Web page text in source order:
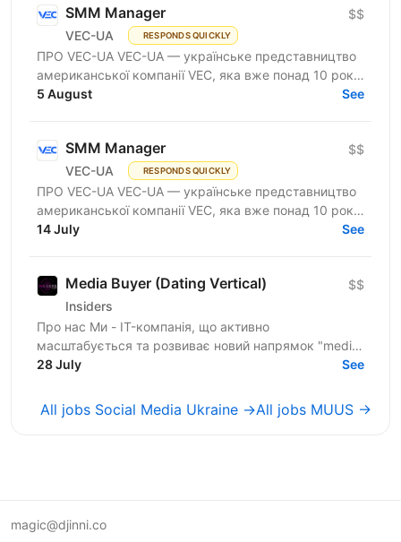
SMM Manager
VEC-UA RESPONDS QUICKLY
$$
ПРО VEC-UA VEC-UA — українське представництво
американської компанії VEC, яка вже понад 10 років
трансформує будівельну галузь за допомогою BIM
5 August See
SMM Manager
VEC-UA RESPONDS QUICKLY
$$
ПРО VEC-UA VEC-UA — українське представництво
американської компанії VEC, яка вже понад 10 років
трансформує будівельну галузь за допомогою BIM
14 July See
Media Buyer (Dating Vertical)
Insiders
$$
Про нас Ми - IT-компанія, що активно
масштабується та розвиває новий напрямок "media
buying". У нас вже є сформована команда
28 July See
All jobs Social Media Ukraine →All jobs MUUS →
magic@djinni.co